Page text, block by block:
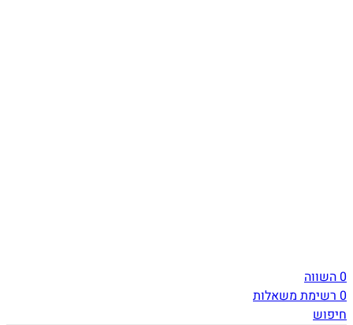
0השווה
0רשימת משאלות
חיפוש